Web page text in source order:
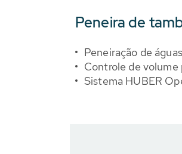
Peneira de
Peneiração de
Controle de volume
Sistema HUBER